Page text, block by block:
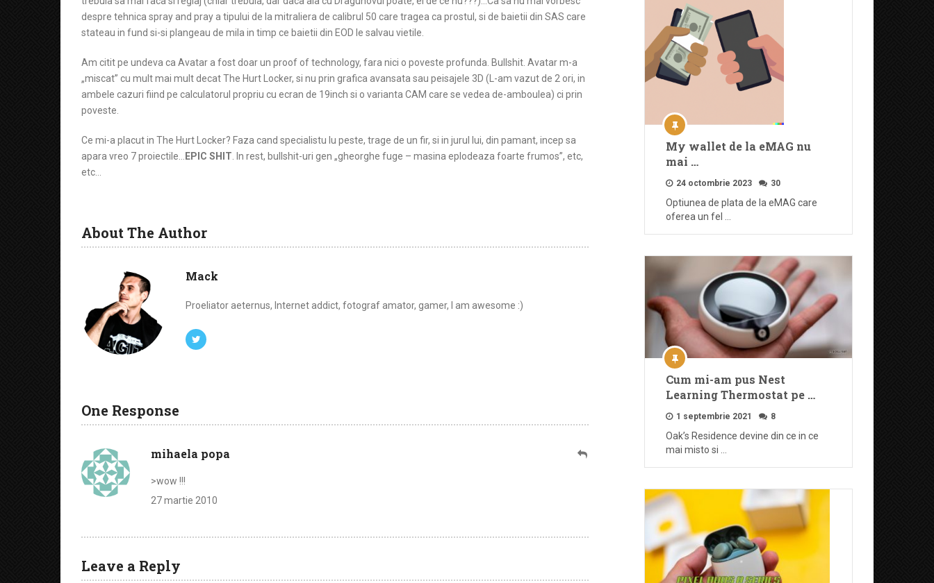
despre tehnica spray and pray a tipului de la mitraliera de calibrul 50 care tragea ca prostul, si de baietii din SAS care
stateau in fund si-si plangeau de mila in timp ce baietii din EOD le salvau vietile.
Am citit pe undeva ca Avatar a fost doar un proof of technology, fara nici o poveste profunda. Bullshit. Avatar m-a
„miscat” cu mult mai mult decat The Hurt Locker, si nu prin grafica avansata sau peisajele 3D (L-am vazut de 2 ori, in
ambele cazuri fiind pe calculatorul propriu cu ecran de 19inch si o varianta CAM care se vedea de-amboulea) ci prin
poveste.
Ce mi-a placut in The Hurt Locker? Faza cand specialistu lu peste, trage de un fir, si in jurul lui, din pamant, incep sa
apara vreo 7 proiectile…
EPIC SHIT . In rest, bullshit-uri gen „gheorghe fuge – masina eplodeaza foarte frumos”, etc,
etc…
About The Author
Mack
Proeliator aeternus, Internet addict, fotograf amator, gamer, I am awesome :)
One Response
mihaela popa
>wow !!!
27 martie 2010
Leave a Reply
My wallet de la eMAG nu
mai …
24 octombrie 2023 30
Optiunea de plata de la eMAG care
oferea un fel …
Cum mi-am pus Nest
Learning Thermostat pe …
1 septembrie 2021 8
Oak’s Residence devine din ce in ce
mai misto si …